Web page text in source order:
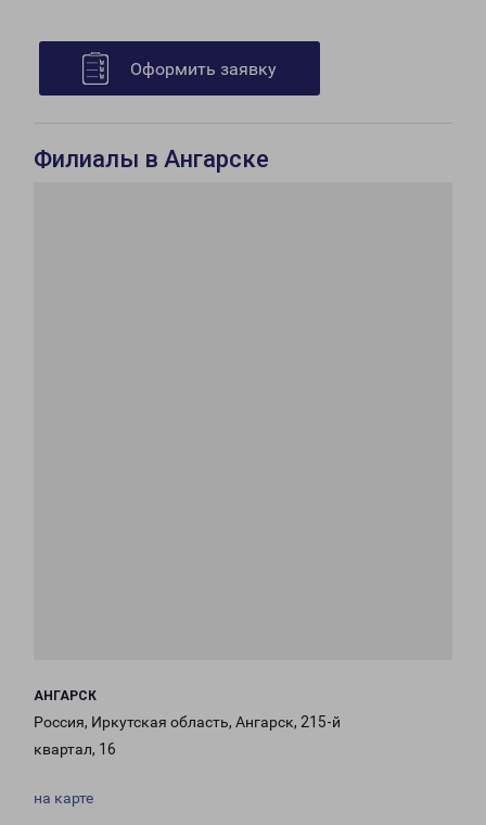
Оформить заявку
Филиалы в Ангарске
АНГАРСК
Россия, Иркутская область, Ангарск, 215-й
квартал, 16
на карте